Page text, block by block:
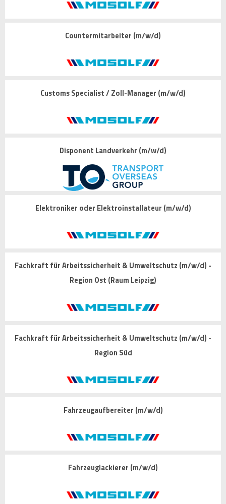
Countermitarbeiter (m/w/d)
Customs Specialist / Zoll-Manager (m/w/d)
Disponent Landverkehr (m/w/d)
Elektroniker oder Elektroinstallateur (m/w/d)
Fachkraft für Arbeitssicherheit & Umweltschutz (m/w/d) -
Region Ost (Raum Leipzig)
Fachkraft für Arbeitssicherheit & Umweltschutz (m/w/d) -
Region Süd
Fahrzeugaufbereiter (m/w/d)
Fahrzeuglackierer (m/w/d)